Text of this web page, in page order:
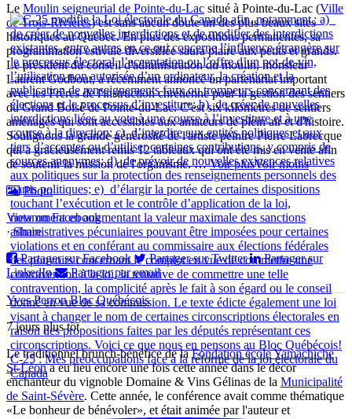
Le Moulin seigneurial de Pointe-du-Lac situé à Pointe-du-Lac (Ville
de Trois-Rivières) est sans aucun doute un des plus beaux sites
historiques au Québec. En plus des expositions permanentes, sa
programmation estivale diversifiée saura plaire aux petits et grands.
Le président du conseil d'administration du moulin, monsieur
Laurent Godbout, a récemment annoncé un partenariat important
avec les Frères de l'instruction chrétienne pour la gestion des sentiers
du Grand Boisé de Pointe-du-Lac. C'est six kilomètres de sentiers
aménagés qui sont accessibles aux amateurs de plein air et d'histoire.
Soulignons la grande générosité de l'artiste peintre Pierre Labrecque
qui a gracieusement remis 12 tableaux qui ont été mis en vente afin
de soutenir la mission de l'organisme.…Voir plusVoir moins
Photo
View on Facebook
· Share
Partager sur Facebook
Partager sur Twitter
Partager sur
LinkedIn
Partager par email
Yves Perron Bloc Québécois
7 jours plus tôt
Le traditionnel brunch-bénéfice de laFondation école Yamachiche
St-Léona eu lieu encore une fois cette année dans le décor
enchanteur du vignoble Domaine & Vins Gélinas de la Municipalité
de Saint-Sévère. Cette année, le conférence avait comme thématique
«Le bonheur de bénévoler», et était animée par l'auteur et
C-25 : Mes préoccupations face à la réforme de la loi électorale du
Canada